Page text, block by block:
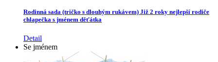
Rodinná sada (tričko s dlouhým rukávem) Již 2 roky nejlepší rodiče
chlapečka s jménem děťátka
Detail
Se jménem